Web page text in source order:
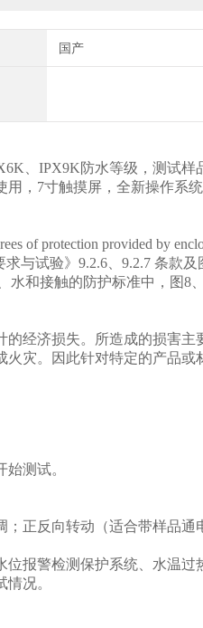
国产
、IPX9K防水等级，测试样
，7寸触摸屏，全新操作系
of protection provided by
与试验》9.2.6、9.2.7 条款及
水和接触的防护标准中，图8
经济损失。所造成的损害主
灾。因此针对特定的产品或
测试。
正反向转动（适合带样品通
位报警检测保护系统、水温过
况。